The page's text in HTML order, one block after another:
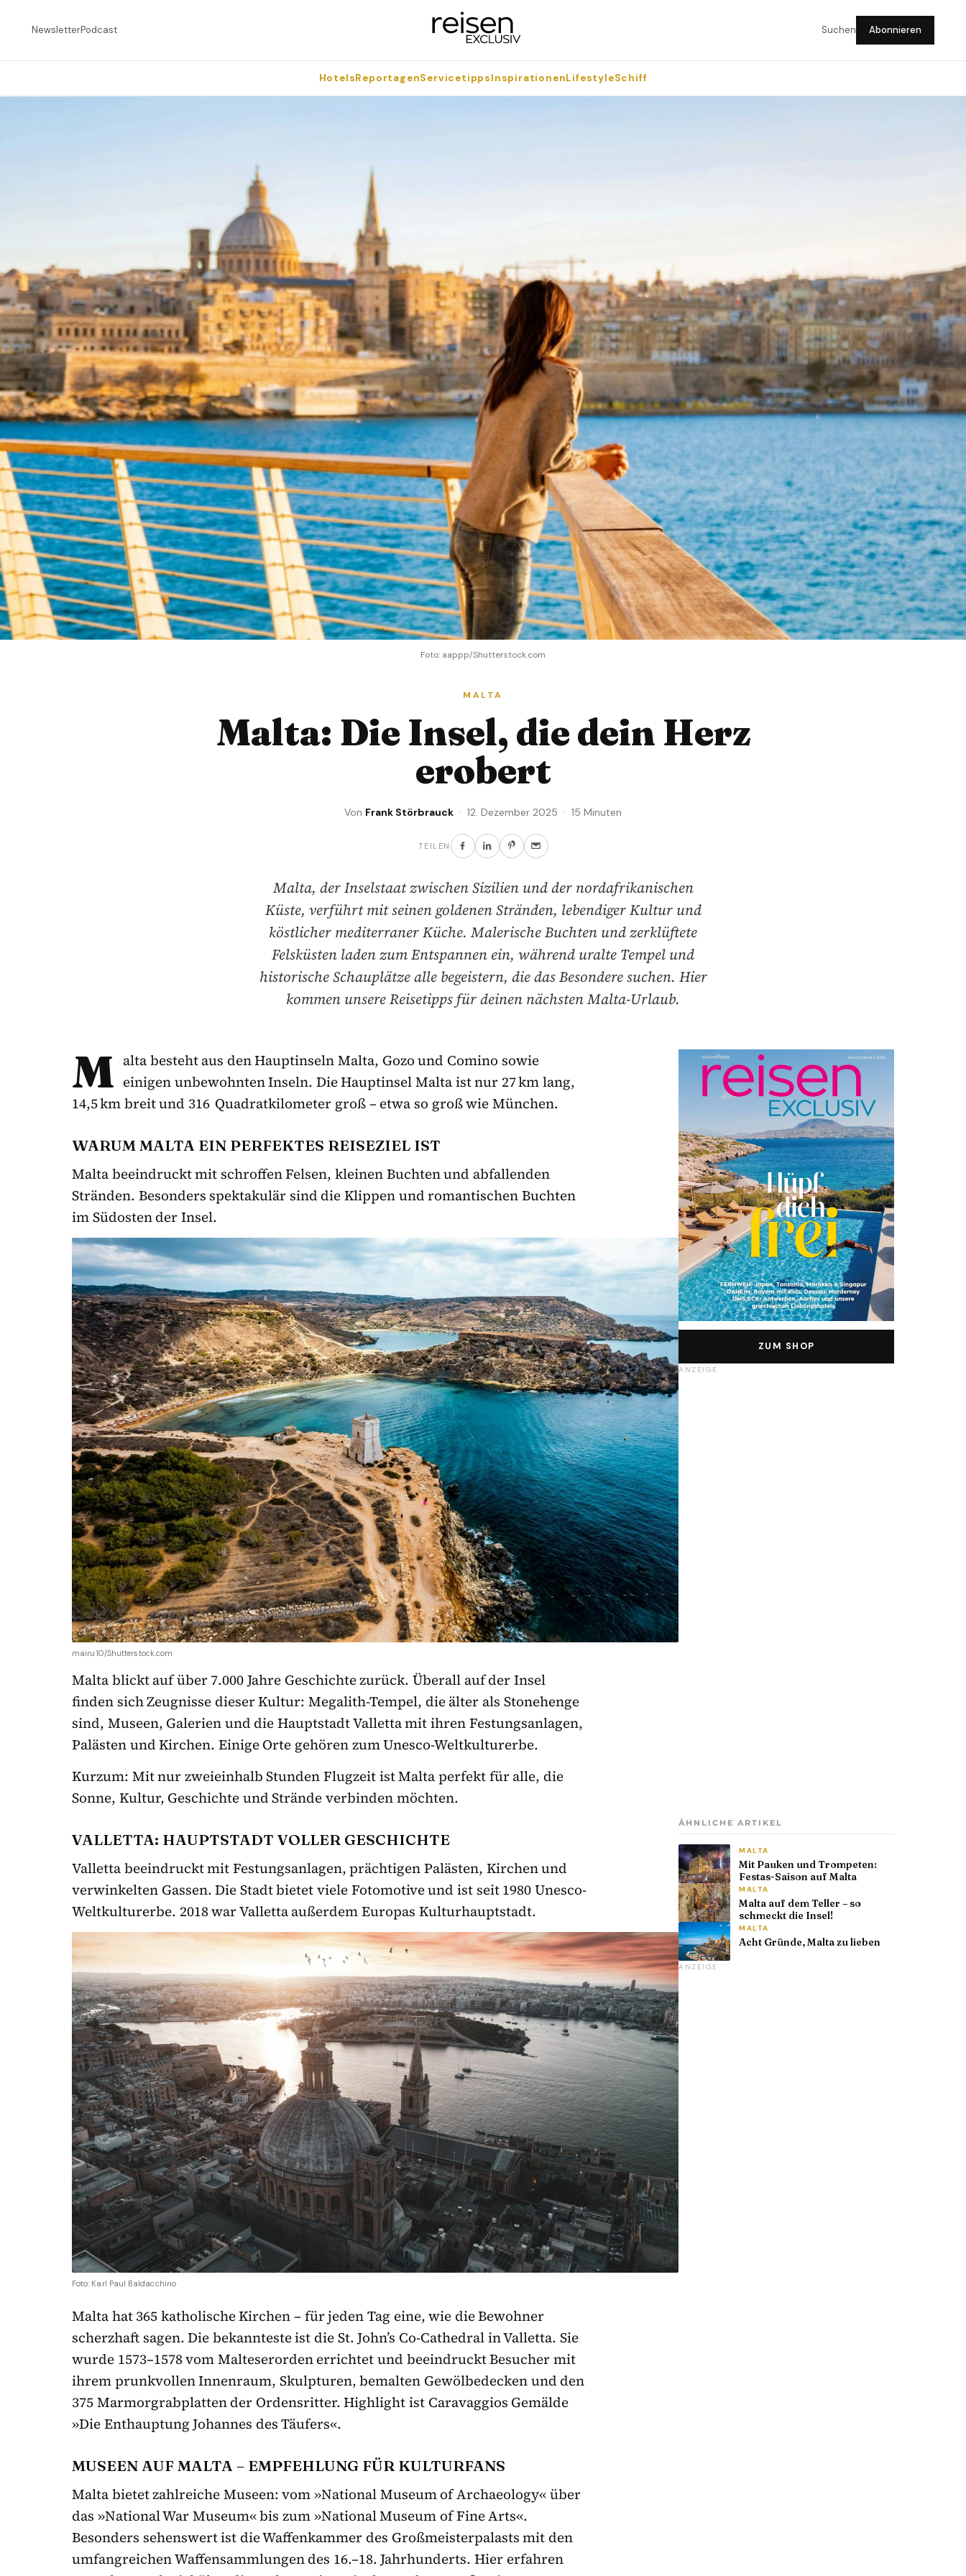
NewsletterPodcast Suchen Abonnieren
HotelsReportagenServicetippsInspirationenLifestyleSchiff
Foto: aappp/Shutterstock.com
MALTA
Malta: Die Insel, die dein Herz
erobert
Von Frank Störbrauck · 12. Dezember 2025 · 15 Minuten
TEILEN
Malta, der Inselstaat zwischen Sizilien und der nordafrikanischen
Küste, verführt mit seinen goldenen Stränden, lebendiger Kultur und
köstlicher mediterraner Küche. Malerische Buchten und zerklüftete
Felsküsten laden zum Entspannen ein, während uralte Tempel und
historische Schauplätze alle begeistern, die das Besondere suchen. Hier
kommen unsere Reisetipps für deinen nächsten Malta-Urlaub.
M alta besteht aus den Hauptinseln Malta, Gozo und Comino sowie
einigen unbewohnten Inseln. Die Hauptinsel Malta ist nur 27 km lang,
14,5 km breit und 316 Quadratkilometer groß – etwa so groß wie München.
WARUM MALTA EIN PERFEKTES REISEZIEL IST
Malta beeindruckt mit schroffen Felsen, kleinen Buchten und abfallenden
Stränden. Besonders spektakulär sind die Klippen und romantischen Buchten
im Südosten der Insel.
mairu10/Shutterstock.com
Malta blickt auf über 7.000 Jahre Geschichte zurück. Überall auf der Insel
finden sich Zeugnisse dieser Kultur: Megalith-Tempel, die älter als Stonehenge
sind, Museen, Galerien und die Hauptstadt Valletta mit ihren Festungsanlagen,
Palästen und Kirchen. Einige Orte gehören zum Unesco-Weltkulturerbe.
Kurzum: Mit nur zweieinhalb Stunden Flugzeit ist Malta perfekt für alle, die
Sonne, Kultur, Geschichte und Strände verbinden möchten.
VALLETTA: HAUPTSTADT VOLLER GESCHICHTE
Valletta beeindruckt mit Festungsanlagen, prächtigen Palästen, Kirchen und
verwinkelten Gassen. Die Stadt bietet viele Fotomotive und ist seit 1980 Unesco-
Weltkulturerbe. 2018 war Valletta außerdem Europas Kulturhauptstadt.
Foto: Karl Paul Baldacchino
Malta hat 365 katholische Kirchen – für jeden Tag eine, wie die Bewohner
scherzhaft sagen. Die bekannteste ist die St. John’s Co-Cathedral in Valletta. Sie
wurde 1573–1578 vom Malteserorden errichtet und beeindruckt Besucher mit
ihrem prunkvollen Innenraum, Skulpturen, bemalten Gewölbedecken und den
375 Marmorgrabplatten der Ordensritter. Highlight ist Caravaggios Gemälde
»Die Enthauptung Johannes des Täufers«.
MUSEEN AUF MALTA – EMPFEHLUNG FÜR KULTURFANS
Malta bietet zahlreiche Museen: vom »National Museum of Archaeology« über
das »National War Museum« bis zum »National Museum of Fine Arts«.
Besonders sehenswert ist die Waffenkammer des Großmeisterpalasts mit den
umfangreichen Waffensammlungen des 16.–18. Jahrhunderts. Hier erfahren
ZUM SHOP
ANZEIGE
ÄHNLICHE ARTIKEL
MALTA
Mit Pauken und Trompeten:
Festas-Saison auf Malta
MALTA
Malta auf dem Teller – so
schmeckt die Insel!
MALTA
Acht Gründe, Malta zu lieben
ANZEIGE